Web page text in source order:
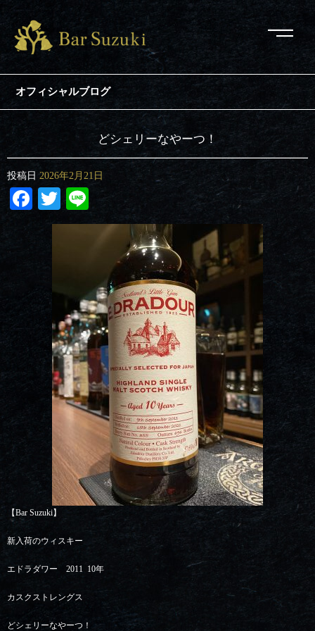
オフィシャルブログ
どシェリーなやーつ！
投稿日 2026年2月21日
Facebook
Twitter
Line
【Bar Suzuki】
新入荷のウィスキー
エドラダワー 2011 10年
カスクストレングス
どシェリーなやーつ！